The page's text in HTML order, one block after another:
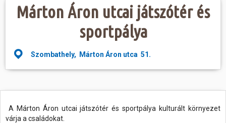
Márton Áron utcai játszótér és
sportpálya
Szombathely, Márton Áron utca 51.
A Márton Áron utcai játszótér és sportpálya kulturált környezet
várja a családokat.